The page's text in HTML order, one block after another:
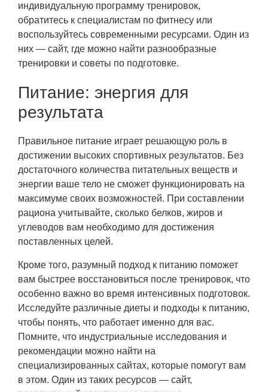
индивидуальную программу тренировок,
обратитесь к специалистам по фитнесу или
воспользуйтесь современными ресурсами. Один из
них — сайт, где можно найти разнообразные
тренировки и советы по подготовке.
Питание: энергия для
результата
Правильное питание играет решающую роль в
достижении высоких спортивных результатов. Без
достаточного количества питательных веществ и
энергии ваше тело не сможет функционировать на
максимуме своих возможностей. При составлении
рациона учитывайте, сколько белков, жиров и
углеводов вам необходимо для достижения
поставленных целей.
Кроме того, разумный подход к питанию поможет
вам быстрее восстановиться после тренировок, что
особенно важно во время интенсивных подготовок.
Исследуйте различные диеты и подходы к питанию,
чтобы понять, что работает именно для вас.
Помните, что индустриальные исследования и
рекомендации можно найти на
специализированных сайтах, которые помогут вам
в этом. Один из таких ресурсов — сайт,